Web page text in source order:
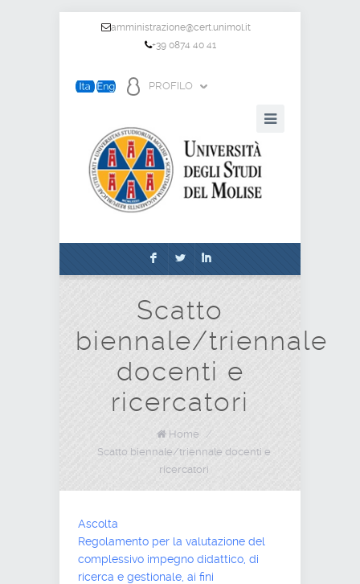
amministrazione@cert.unimol.it
+39 0874 40 41
PROFILO
F L I
Scatto
biennale/triennale
docenti e
ricercatori
Home
/
Scatto biennale/triennale docenti e
ricercatori
Ascolta
Regolamento per la valutazione del
complessivo impegno didattico, di
ricerca e gestionale, ai fini